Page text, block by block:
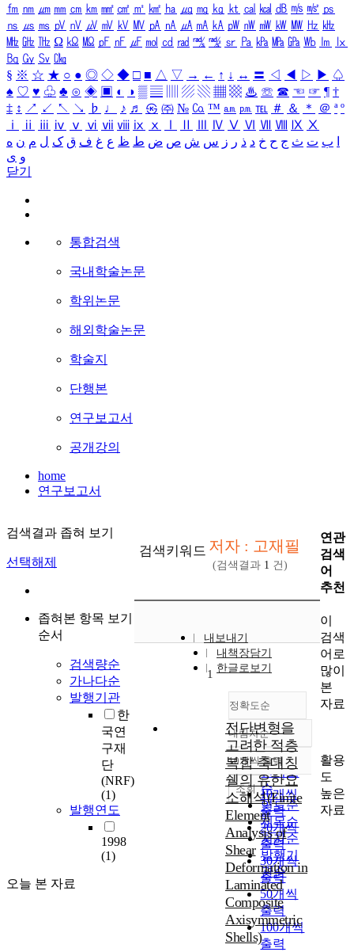
㎙ ㎚ ㎛ ㎜ ㎝ ㎞ ㎟ ㎠ ㎡ ㎢ ㏊ ㎍ ㎎ ㎏ ㏏ ㎈ ㎉ ㏈ ㎧ ㎨ ㎰
㎱ ㎲ ㎳ ㎴ ㎵ ㎶ ㎷ ㎸ ㎹ ㎀ ㎁ ㎂ ㎃ ㎄ ㎺ ㎻ ㎽ ㎾ ㎿ ㎐ ㎑
㎒ ㎓ ㎔ Ω ㏀ ㏁ ㎊ ㎋ ㎌ ㏖ ㏅ ㎭ ㎮ ㎯ ㏛ ㎩ ㎪ ㎫ ㎬ ㏝ ㏐
㏓
㏃ ㏉ ㏜ ㏆
§ ※ ☆ ★ ○ ● ◎ ◇ ◆ □ ■ △ ▽ → ← ↑ ↓ ↔ 〓 ◁ ◀ ▷ ▶ ♤
♠ ♡ ♥ ♧ ♣ ⊙ ◈ ▣ ◐ ◑ ▒ ▤ ▨ ▧ ▦ ▩ ♨ ☏ ☎ ☜ ☞ ¶ †
‡ ↕ ↗ ↙ ↖ ↘ ♭ ♩ ♪ ♬ ㉿ ㈜ № ㏇ ™ ㏂ ㏘ ℡ ＃ ＆ ＊ ＠ ª º
ⅰ
ⅱ ⅲ ⅳ ⅴ ⅵ ⅶ ⅷ ⅸ ⅹ Ⅳ Ⅴ Ⅵ Ⅶ Ⅷ Ⅸ Ⅹ
ب ت ث ج ح خ د ذ ر ز س ش ص ض ط ظ ع غ ف ق ک ل م ن ه
و ی
닫기
통합검색
국내학술논문
학위논문
해외학술논문
학술지
단행본
연구보고서
공개강의
home
연구보고서
검색결과 좁혀 보기
선택해제
좁혀본 항목 보기
순서
검색량순
가나다순
발행기관
한
국연
구재
단
(NRF)
(1)
발행연도
1998
(1)
오늘 본 자료
검색키워드 저자 : 고재필
(검색결과 1 건)
내보내기
내책장담기
한글로보기
정확도순
정확도
순
인기도
순
연도순
제목순
저자순
발행기
관순
내림차순
내림차순
10개씩 출력
10개씩
출력
20개씩
출력
30개씩
출력
50개씩
출력
100개씩
출력
조회
1
전단변형을
고려한 적층
복합 축대칭
쉘의 유한요
소해석(Finite
Element
Analysis of
Shear
Deformation in
Laminated
Composite
Axisymmetric
Shells)
연관
검색
어
추천
이
검색
어로
많이
본
자료
활용
도
높은
자료